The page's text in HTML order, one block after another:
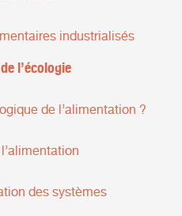
industrialisés
l’écologie
de l’alimentation ?
des systèmes